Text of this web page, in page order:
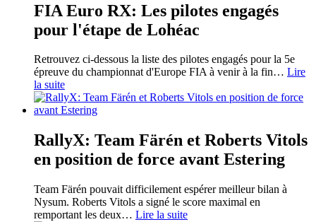
FIA Euro RX: Les pilotes engagés
pour l'étape de Lohéac
Retrouvez ci-dessous la liste des pilotes engagés pour la 5e
épreuve du championnat d'Europe FIA à venir à la fin… Lire
la suite
RallyX: Team Färén et Roberts Vitols
en position de force avant Estering
Team Färén pouvait difficilement espérer meilleur bilan à
Nysum. Roberts Vitols a signé le score maximal en
remportant les deux… Lire la suite